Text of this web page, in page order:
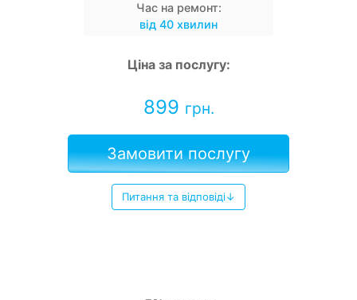
Час на ремонт:
від 40 хвилин
Ціна за послугу:
899 грн.
Замовити послугу
Питання та відповіді↓